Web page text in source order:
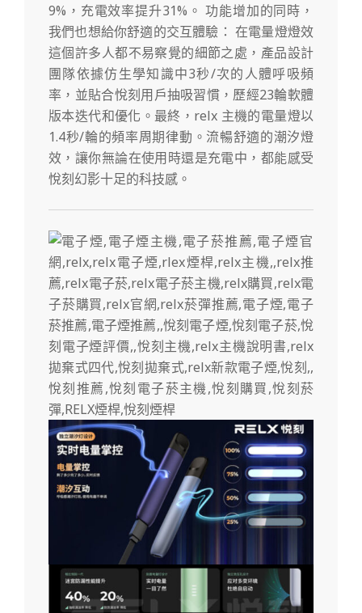
9%，充電效率提升31%。 功能增加的同時，
我們也想給你舒適的交互體驗： 在電量燈燈效
這個許多人都不易察覺的細節之處，產品設計
團隊依據仿生學知識中3秒/次的人體呼吸頻
率，並貼合悅刻用戶抽吸習慣，歷經23輪軟體
版本迭代和優化。最終，relx 主機的電量燈以
1.4秒/輪的頻率周期律動。流暢舒適的潮汐燈
效，讓你無論在使用時還是充電中，都能感受
悅刻幻影十足的科技感。